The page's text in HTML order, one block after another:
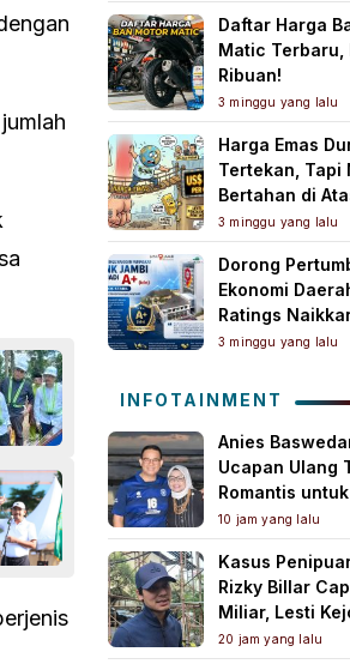
Daftar Harga
Matic Terbaru,
Ribuan!
3 minggu yang lalu
Harga Emas
Tertekan, Tapi
Bertahan di
per Ons Troi
3 minggu yang lalu
Dorong
Ekonomi
Ratings
Bank Jambi Jadi
3 minggu yang lalu
INFOTAINMENT
Anies
Ucapan Ulang
Romantis
Farhati,
Perjalanan
Bersama
10 jam yang lalu
Kasus
Rizky Billar
Miliar, Lesti
Kesal
20 jam yang lalu